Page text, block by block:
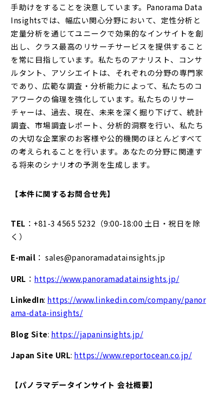
手助けをすることを決意しています。Panorama Data
Insightsでは、幅広い関心分野において、定性分析と
定量分析を通じてユニークで効果的なインサイトを創
出し、クラス最高のリサーチサービスを提供すること
を常に目指しています。私たちのアナリスト、コンサ
ルタント、アソシエイトは、それぞれの分野の専門家
であり、広範な調査・分析能力によって、私たちのコ
アワークの倫理を強化しています。私たちのリサー
チャーは、過去、現在、未来を深く掘り下げて、統計
調査、市場調査レポート、分析的洞察を行い、私たち
の大切な企業家のお客様や公的機関のほとんどすべて
の考えられることを行います。あなたの分野に関連す
る将来のシナリオの予測を生成します。
【本件に関するお問合せ先】
TEL ：+81-3 4565 5232（9:00-18:00 土日・祝日を除
く）
E-mail ： sales@panoramadatainsights.jp
URL ： https://www.panoramadatainsights.jp/
LinkedIn: https://www.linkedin.com/company/panor
ama-data-insights/
Blog Site: https://japaninsights.jp/
Japan Site URL: https://www.reportocean.co.jp/
【パノラマデータインサイト 会社概要】